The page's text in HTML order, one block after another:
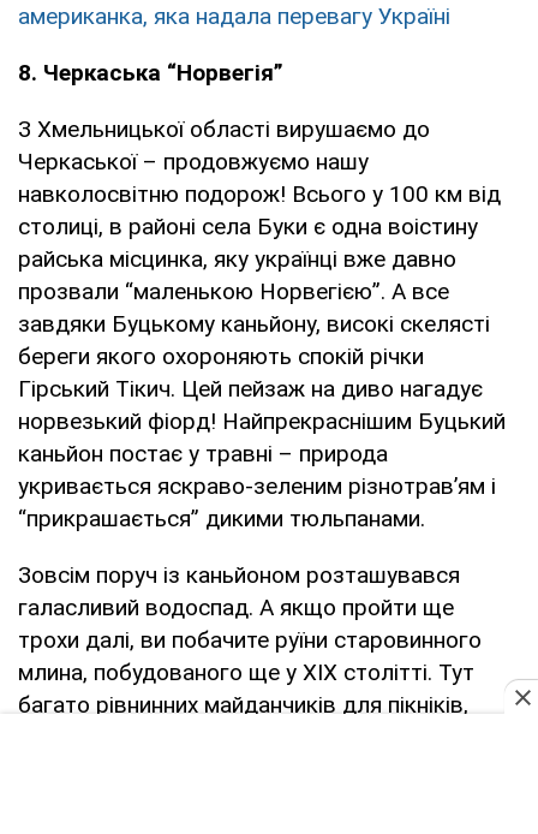
американка, яка надала перевагу Україні
8. Черкаська “Норвегія”
З Хмельницької області вирушаємо до
Черкаської – продовжуємо нашу
навколосвітню подорож! Всього у 100 км від
столиці, в районі села Буки є одна воістину
райська місцинка, яку українці вже давно
прозвали “маленькою Норвегією”. А все
завдяки Буцькому каньйону, високі скелясті
береги якого охороняють спокій річки
Гірський Тікич. Цей пейзаж на диво нагадує
норвезький фіорд! Найпрекраснішим Буцький
каньйон постає у травні – природа
укривається яскраво-зеленим різнотрав’ям і
“прикрашається” дикими тюльпанами.
Зовсім поруч із каньйоном розташувався
галасливий водоспад. А якщо пройти ще
трохи далі, ви побачите руїни старовинного
млина, побудованого ще у ХІХ столітті. Тут
багато рівнинних майданчиків для пікніків,